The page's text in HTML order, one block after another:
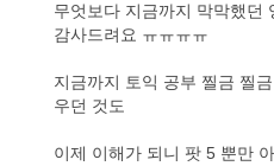
무엇보다 지금까지 막막했던
감사드려요 ㅠㅠㅠㅠ
지금까지 토익 공부 찔금 찔
우던 것도
이제 이해가 되니 팟 5 뿐만